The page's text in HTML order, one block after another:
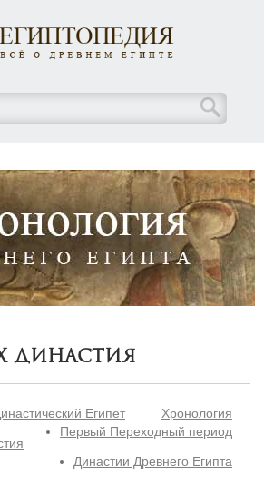
Династия
Хронология
Египет
Первый Переходный период
Династии Древнего Египта